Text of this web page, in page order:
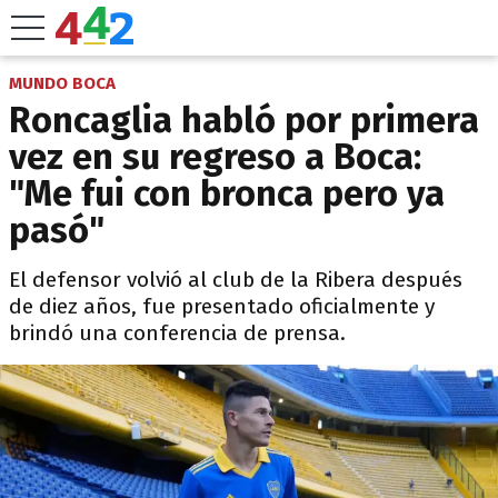
MUNDO BOCA
Roncaglia habló por primera
vez en su regreso a Boca:
"Me fui con bronca pero ya
pasó"
El defensor volvió al club de la Ribera después
de diez años, fue presentado oficialmente y
brindó una conferencia de prensa.